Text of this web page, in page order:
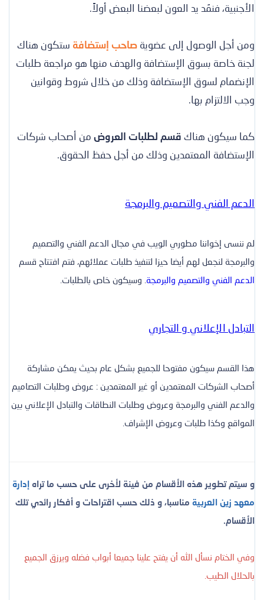
الأجنبية، فنمُد يد العون لبعضنا البعض أولاً.
ومن أجل الوصول إلى عضوية صاحب إستضافة ستكون هناك
لجنة خاصة بسوق الإستضافة والهدف منها هو مراجعة طلبات
الإنضمام لسوق الإستضافة وذلك من خلال شروط وقوانين
وجب الالتزام بها.
كما سيكون هناك قسم لطلبات العروض من أصحاب شركات
الإستضافة المعتمدين وذلك من أجل حفظ الحقوق.
الدعم الفني والتصميم والبرمجة
لم ننسى إخواننا مطوري الويب في مجال الدعم الفني والتصميم
والبرمجة لنجعل لهم أيضا حيزا لتنفيذ طلبات عملائهم، فتم افتتاح قسم
الدعم الفني والتصميم والبرمجة . وسيكون خاص بالطلبات.
التبادل الإعلاني و التجاري
هذا القسم سيكون مفتوحا للجميع بشكل عام بحيث يمكن مشاركة
أصحاب الشركات المعتمدين أو غير المعتمدين : عروض وطلبات التصاميم
والدعم الفني والبرمجة وعروض وطلبات النطاقات والتبادل الإعلاني بين
المواقع وكذا طلبات وعروض الإشراف.
و سيتم تطوير هذه الأقسام من فينة لأخرى على حسب ما تراه إدارة
معهد زين العربية مناسبا، و ذلك حسب اقتراحات و أفكار رائدي تلك
الأقسام.
وفي الختام نسأل الله أن يفتح علينا جميعا أبواب فضله ويرزق الجميع
بالحلال الطيب.